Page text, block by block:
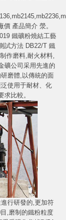
產品簡介 滎。
鐵礦粉燒結工藝
試方法 DB22/T 鐵
作磨料,耐火材料,
礦公司采用先進的
磨體,以傳統的面
使用于耐材、化
比較。
行研發的,更加符
,磨制的鐵粉粒度